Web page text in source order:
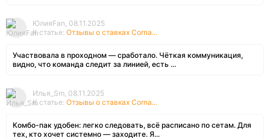
ЮлияFan, 08.11.2025
К статье: Отзывы о ставках Corna...
Участвовала в проходном — сработало. Чёткая коммуникация,
видно, что команда следит за линией, есть ...
Илья_Sm, 08.11.2025
К статье: Отзывы о ставках Corna...
Комбо-пак удобен: легко следовать, всё расписано по сетам. Для
тех, кто хочет системно — заходите. Я...